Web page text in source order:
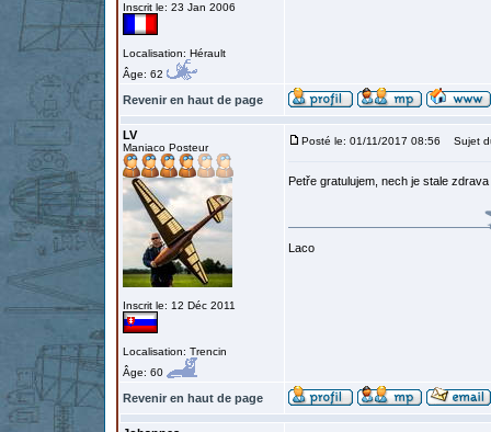
Inscrit le: 23 Jan 2006
Localisation: Hérault
Âge: 62
Revenir en haut de page
LV
Maniaco Posteur
Inscrit le: 12 Déc 2011
Localisation: Trencin
Âge: 60
Posté le: 01/11/2017 08:56 Sujet
Petře gratulujem, nech je stale
Laco
Revenir en haut de page